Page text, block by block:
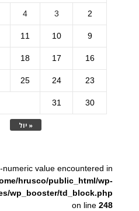
« יול
2
3
4
9
10
11
16
17
18
23
24
25
30
31
numeric value encountered in
hrusco/public_html/wp-
wp_booster/td_block.php
on line248